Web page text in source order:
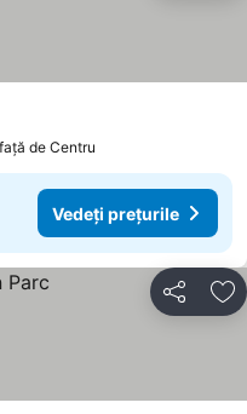
de Centru
Vedeți prețurile
Distribuiți